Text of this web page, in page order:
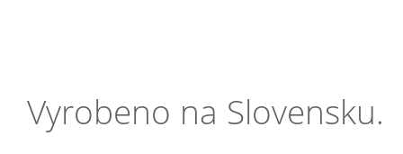
Vyrobeno na Slovensku.